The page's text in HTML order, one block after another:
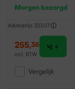
Morgen bezorgd
Adviesprijs 323,07
255,36
incl. BTW
Vergelijk